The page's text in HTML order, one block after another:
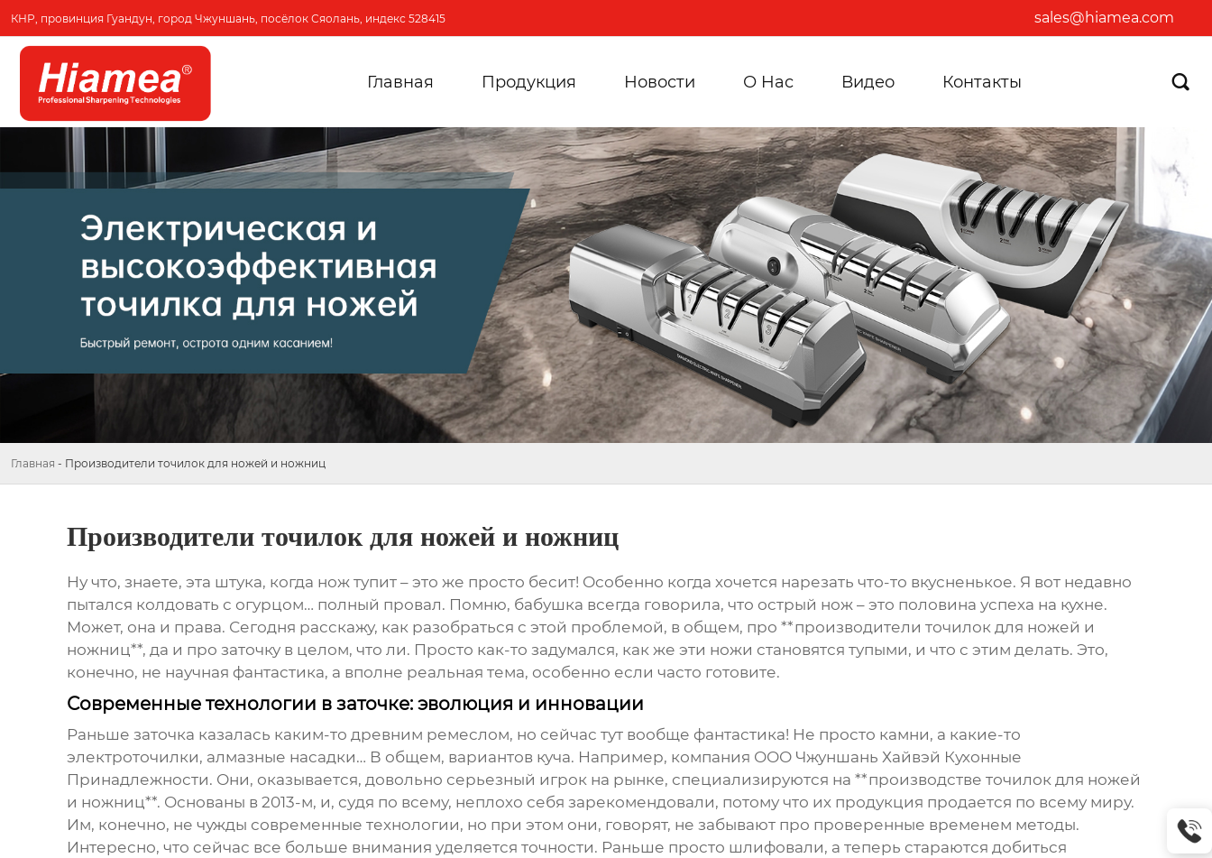
КНР, провинция Гуандун, город Чжуншань, посёлок Сяолань, индекс 528415 sales@hiamea.com
Главная Продукция Новости О Hас Видео Контакты 
Главная - Производители точилок для ножей и ножниц
Производители точилок для ножей и ножниц
Ну что, знаете, эта штука, когда нож тупит – это же просто бесит! Особенно когда хочется нарезать что-то вкусненькое. Я вот недавно
пытался колдовать с огурцом… полный провал. Помню, бабушка всегда говорила, что острый нож – это половина успеха на кухне.
Может, она и права. Сегодня расскажу, как разобраться с этой проблемой, в общем, про **производители точилок для ножей и
ножниц**, да и про заточку в целом, что ли. Просто как-то задумался, как же эти ножи становятся тупыми, и что с этим делать. Это,
конечно, не научная фантастика, а вполне реальная тема, особенно если часто готовите.
Современные технологии в заточке: эволюция и инновации
Раньше заточка казалась каким-то древним ремеслом, но сейчас тут вообще фантастика! Не просто камни, а какие-то
электроточилки, алмазные насадки… В общем, вариантов куча. Например, компания ООО Чжуншань Хайвэй Кухонные
Принадлежности. Они, оказывается, довольно серьезный игрок на рынке, специализируются на **производстве точилок для ножей
и ножниц**. Основаны в 2013-м, и, судя по всему, неплохо себя зарекомендовали, потому что их продукция продается по всему миру.
Им, конечно, не чужды современные технологии, но при этом они, говорят, не забывают про проверенные временем методы.
Интересно, что сейчас все больше внимания уделяется точности. Раньше просто шлифовали, а теперь стараются добиться